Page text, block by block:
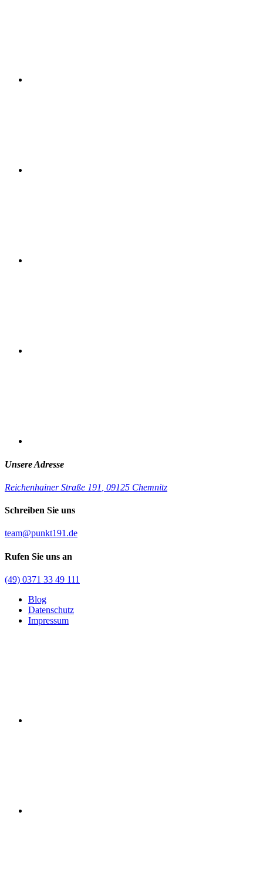
Unsere Adresse
Reichenhainer Straße 191 09125 Chemnitz
Schreiben Sie uns
team@punkt191.de
Rufen Sie uns an
(49) 0371 33 49 111
Blog
Datenschutz
Impressum